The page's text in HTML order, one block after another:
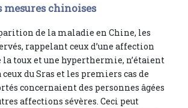
mesures chinoises
de la maladie en Chine, les
rappelant ceux d’une affection
la toux et une hyperthermie, n’étaient
du Sras et les premiers cas de
concernaient des personnes âgées
affections sévères. Ceci peut